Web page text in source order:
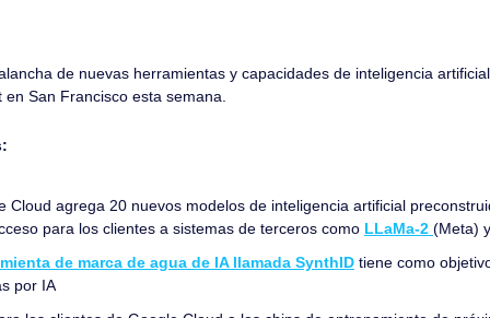
de nuevas herramientas y capacidades de inteligencia
San Francisco esta semana.
Cloud agrega 20 nuevos modelos de inteligencia artificial
para los clientes a sistemas de terceros como LLaMa-2 (Meta)
de marca de agua de IA llamada SynthID tiene como
por IA